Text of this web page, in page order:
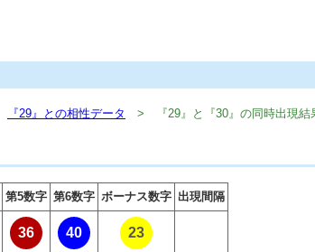
『29』との相性データ 『29』と『30』の同時出現結
第5数字 第6数字 ボーナス数字 出現間隔
36 40 23